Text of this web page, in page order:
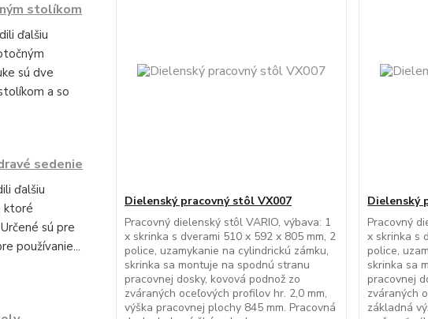
stolíkom
ďalšiu
sú dve
a so
sedenie
ďalšiu
ktoré
sú pre
používanie...
Dielenský pracovný stôl VX007
Pracovný dielenský stôl VARIO, výbava: 1
x skrinka s dverami 510 x 592 x 805 mm, 2
police, uzamykanie na cylindrickú zámku,
skrinka sa montuje na spodnú stranu
pracovnej dosky, kovová podnož zo
zváraných oceľových profilov hr. 2,0 mm,
výška pracovnej plochy 845 mm. Pracovná
Dielenský
Pracovný
x skrinka s
police,
skrinka sa
pracovnej
zváraných
základná